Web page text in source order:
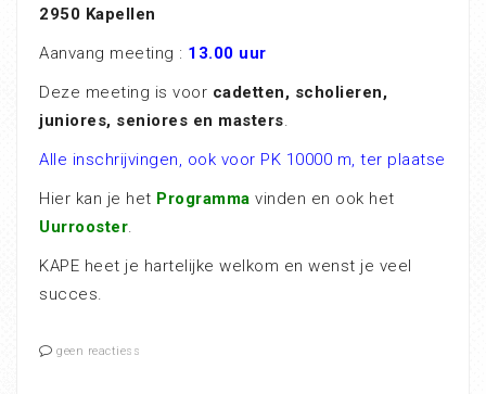
2950 Kapellen
Aanvang meeting : 13.00 uur
Deze meeting is voor cadetten, scholieren,
juniores, seniores en masters.
Alle inschrijvingen, ook voor PK 10000 m, ter plaatse
Hier kan je het Programma vinden en ook het
Uurrooster.
KAPE heet je hartelijke welkom en wenst je veel
succes.
geen reactiess